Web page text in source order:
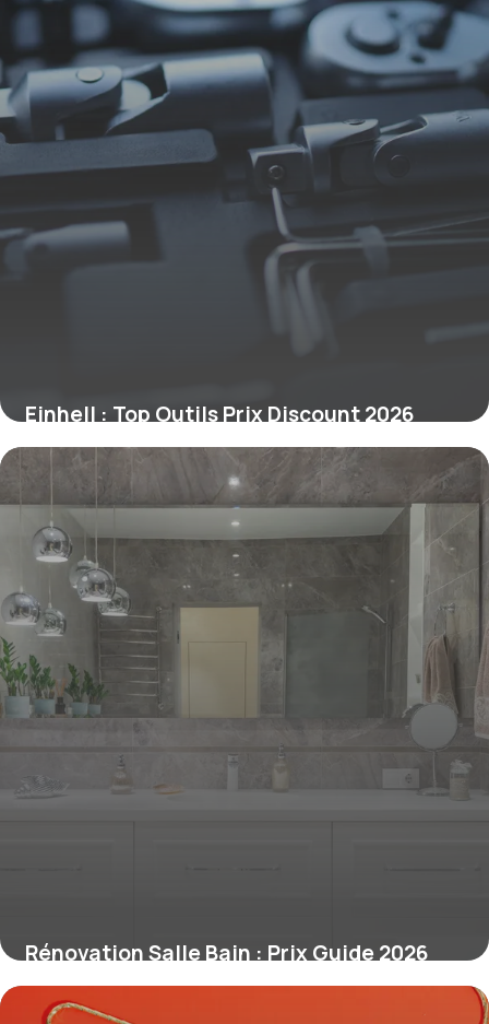
Einhell : Top Outils Prix Discount 2026
2 juillet 2026
Rénovation Salle Bain : Prix Guide 2026
28 juin 2026